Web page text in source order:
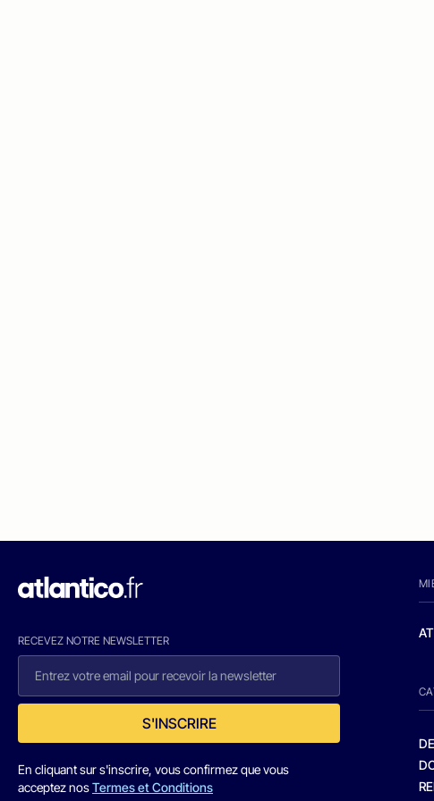
RECEVEZ NOTRE NEWSLETTER
S'INSCRIRE
En cliquant sur s'inscrire, vous confirmez que vous
acceptez nosTermes et Conditions